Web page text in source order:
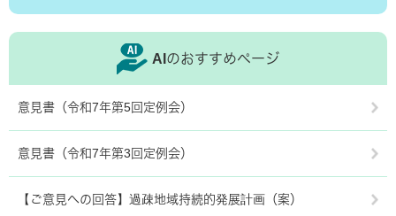
AIのおすすめページ
意見書（令和7年第5回定例会）
意見書（令和7年第3回定例会）
【ご意見への回答】過疎地域持続的発展計画（案）